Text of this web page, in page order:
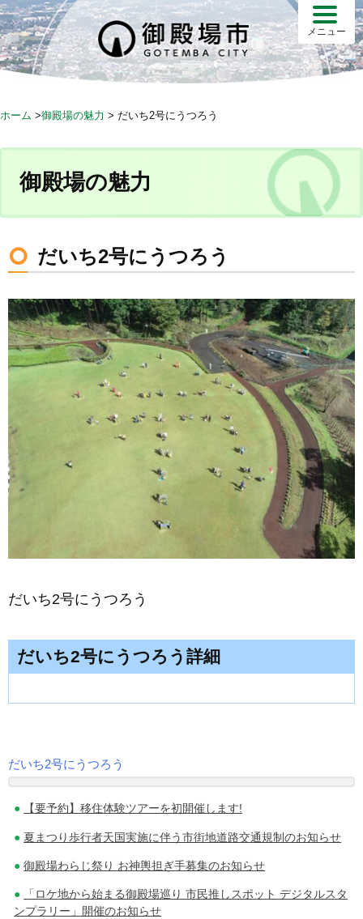
S
k
i
p
o
メニュー
ホーム >御殿場の魅力 > だいち2号にうつろう
御殿場の魅力
だいち2号にうつろう
だいち2号にうつろう
だいち2号にうつろう詳細
投
稿
ナ
ビ
ゲ
だいち2号にうつろう
【要予約】移住体験ツアーを初開催します!
夏まつり歩行者天国実施に伴う市街地道路交通規制のお知らせ
御殿場わらじ祭り お神輿担ぎ手募集のお知らせ
「ロケ地から始まる御殿場巡り 市民推しスポット デジタルスタ
ンプラリー」開催のお知らせ